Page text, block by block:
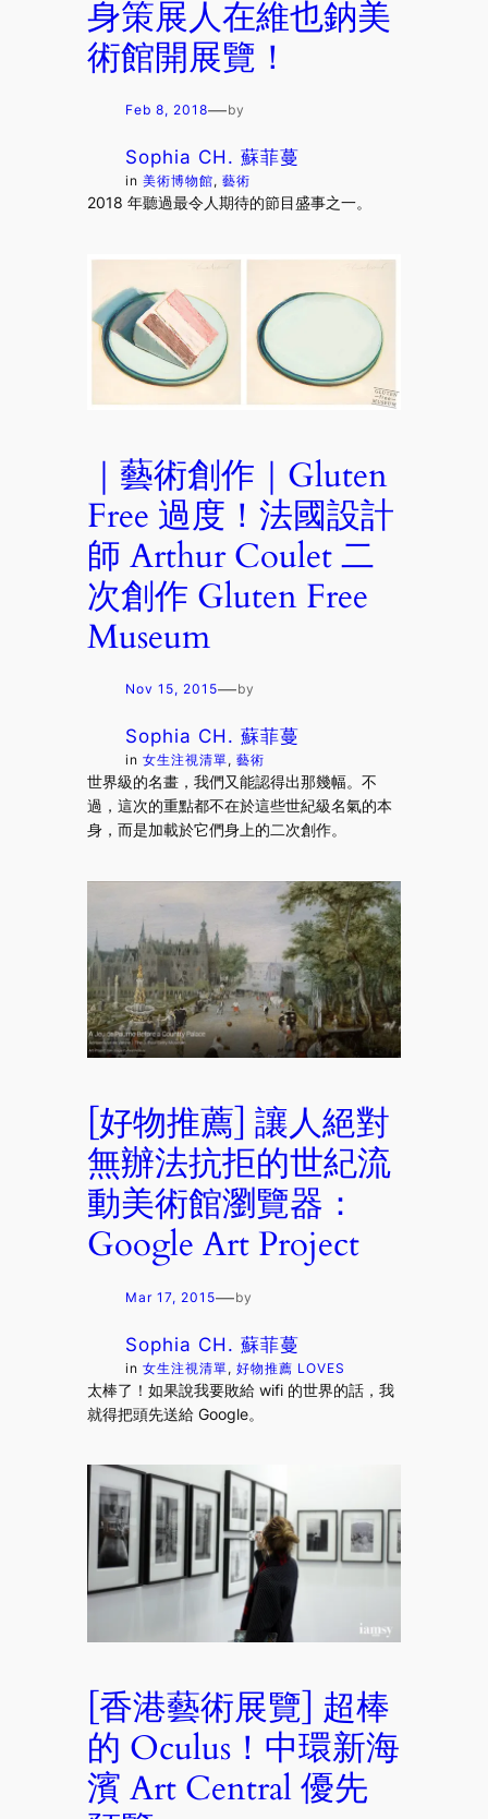
身策展人在維也鈉美
術館開展覽！
Feb 8, 2018—by
Sophia CH. 蘇菲蔓
in美術博物館, 藝術
2018 年聽過最令人期待的節目盛事之一。
｜藝術創作｜Gluten
Free 過度！法國設計
師 Arthur Coulet 二
次創作 Gluten Free
Museum
Nov 15, 2015—by
Sophia CH. 蘇菲蔓
in女生注視清單, 藝術
世界級的名畫，我們又能認得出那幾幅。不
過，這次的重點都不在於這些世紀級名氣的本
身，而是加載於它們身上的二次創作。
[好物推薦] 讓人絕對
無辦法抗拒的世紀流
動美術館瀏覽器：
Google Art Project
Mar 17, 2015—by
Sophia CH. 蘇菲蔓
in女生注視清單, 好物推薦 LOVES
太棒了！如果說我要敗給 wifi 的世界的話，我
就得把頭先送給 Google。
[香港藝術展覽] 超棒
的 Oculus！中環新海
濱 Art Central 優先